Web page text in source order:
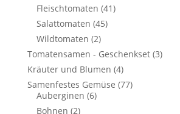
Fleischtomaten (41)
Salattomaten (45)
Wildtomaten (2)
Tomatensamen - Geschenkset (3)
Kräuter und Blumen (4)
Samenfestes Gemüse (77)
Auberginen (6)
Bohnen (2)